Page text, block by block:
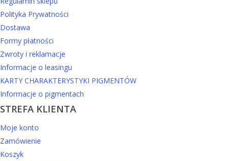
Polityka Prywatności
Dostawa
Formy płatności
Zwroty i reklamacje
Informacje o leasingu
KARTY CHARAKTERYSTYKI PIGMENTÓW
Informacje o pigmentach
STREFA KLIENTA
Moje konto
Zamówienie
Koszyk